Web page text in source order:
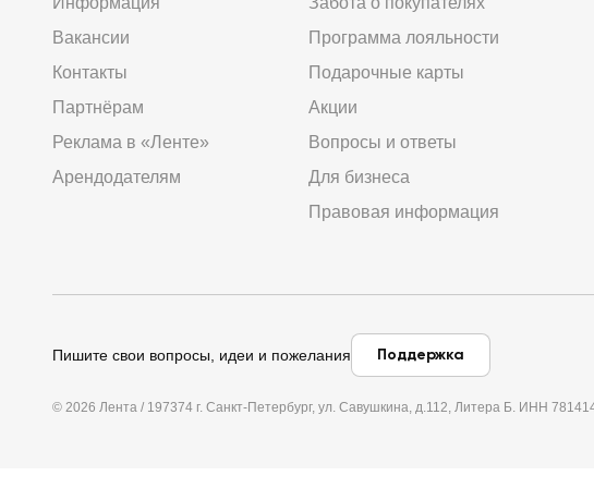
Вакансии
Контакты
Партнёрам
Реклама в «Ленте»
Арендодателям
Программа лояльности
Подарочные карты
Акции
Вопросы и ответы
Для бизнеса
Правовая информация
Пишите свои вопросы, идеи и пожелания Поддержка
© 2026 Лента / 197374 г. Санкт-Петербург, ул. Савушкина, д.112, Литера Б. ИНН